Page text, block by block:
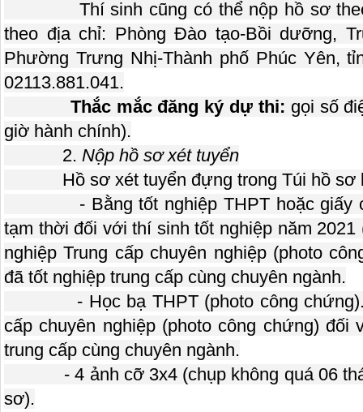
Thí sinh cũng có thể nộp hồ sơ theo
theo địa chỉ: Phòng Đào tạo-Bồi dưỡng,
Phường Trưng Nhị-Thành phố Phúc Yên,
02113.881.041.
Thắc mắc đăng ký dự thi: gọi số
giờ hành chính).
2. Nộp hồ sơ xét tuyển
Hồ sơ xét tuyển đựng trong Túi hồ sơ
- Bằng tốt nghiệp THPT hoặc giấy
tạm thời đối với thí sinh tốt nghiệp năm
nghiệp Trung cấp chuyên nghiệp (photo
đã tốt nghiệp trung cấp cùng chuyên ngành.
- Học bạ THPT (photo công chứng).
cấp chuyên nghiệp (photo công chứng) đối
trung cấp cùng chuyên ngành.
- 4 ảnh cỡ 3x4 (chụp không quá 06
sơ).